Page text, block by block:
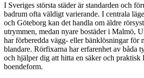
I Sveriges största städer är standarden och
badrum ofta väldigt varierande. I centrala
och Göteborg kan det handla om äldre
utrymmen, medan nyare bostäder i Malmö,
har förberedda vägg- eller bänklösningar för
blandare. Rörfixarna har erfarenhet av båda
och hjälper dig att hitta en säker och praktisk
boendeform.